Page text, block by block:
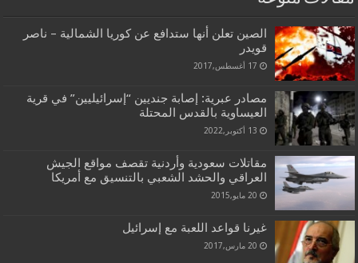
الصين تعلن أنها ستدافع عن كوريا الشمالية – ناصر
قويدر
17 أغسطس,2017
مصادر عبرية: إصابة جنديين “إسرائيليين” في قرية
العيساوية بالقدس المحتلة
13 أكتوبر,2022
مقاتلات سعودية وأردنية تقصف مواقع الجيش
العراقي والحشد الشعبي بالتنسيق مع أمريكا
20 مايو,2015
غيرنا قواعد اللعبة مع إسرائيل
20 مارس,2017